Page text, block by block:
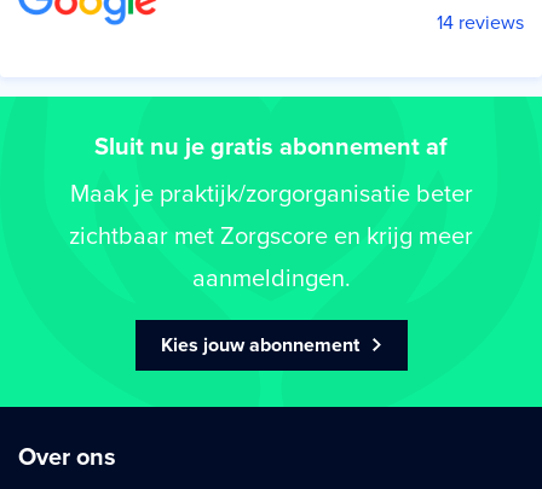
14 reviews
Sluit nu je gratis abonnement af
Maak je praktijk/zorgorganisatie beter
zichtbaar met Zorgscore en krijg meer
aanmeldingen.
Kies jouw abonnement
Over ons